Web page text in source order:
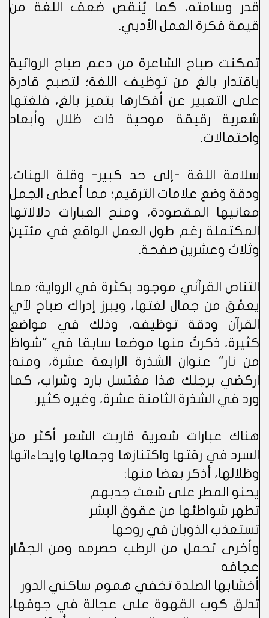
قدر وسامته، كما يُنقص ضعف اللغة من
قيمة فكرة العمل الأدبي.
تمكنت صباح الشاعرة من دعم صباح الروائية
باقتدار بالغ من توظيف اللغة؛ لتصبح قادرة
على التعبير عن أفكارها بتميز بالغ، فلغتها
شعرية رقيقة موحية ذات ظلال وأبعاد
واحتمالات.
سلامة اللغة -إلى حد كبير- وقلة الهنات،
ودقة وضع علامات الترقيم؛ مما أعطى الجمل
معانيها المقصودة، ومنح العبارات دلالاتها
المكتملة رغم طول العمل الواقع في مئتين
وثلاث وعشرين صفحة.
التناص القرآني موجود بكثرة في الرواية؛ مما
يعمِّق من جمال لغتها، ويبرز إدراك صباح لآي
القرآن ودقة توظيفه، وذلك في مواضع
كثيرة، ذكرتُ منها موضعا سابقا في "شواظ
من نار" عنوان الشذرة الرابعة عشرة، ومنه:
اركضي برجلك هذا مغتسل بارد وشراب، كما
ورد في الشذرة الثامنة عشرة، وغيره كثير.
هناك عبارات شعرية قاربت الشعر أكثر من
السرد في رقتها واكتنازها وجمالها وإيحاءاتها
وظلالها، أذكر بعضا منها:
يحنو المطر على شعث جدبهم
تطهر شواطئها من عقوق البشر
تستعذب الذوبان في روحها
وأخرى تحمل من الرطب حصرمه ومن الجِمَّار
عجافه
أخشابها الصلدة تخفي هموم ساكني الدور
تدلق كوب القهوة على عجالة في جوفها،